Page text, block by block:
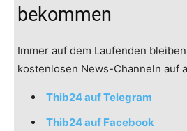
bekommen
Immer auf dem Laufenden
kostenlosen News-Channeln auf
Thib24 auf Telegram
Thib24 auf Facebook